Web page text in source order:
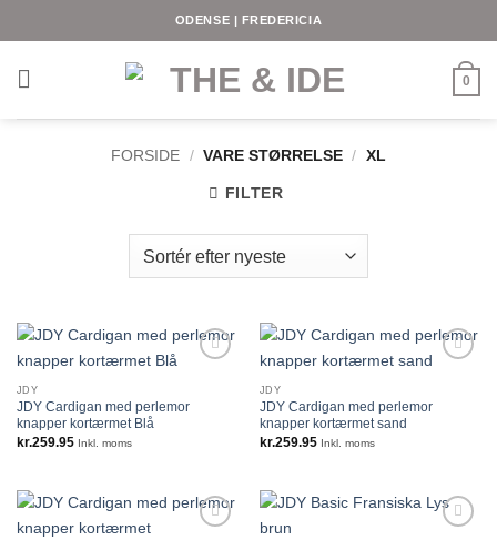
ODENSE | FREDERICIA
0
FORSIDE / VARE STØRRELSE / XL
FILTER
JDY
JDY Cardigan med perlemor
knapper kortærmet Blå
kr.259.95 Inkl. moms
JDY
JDY Cardigan med perlemor
knapper kortærmet sand
kr.259.95 Inkl. moms